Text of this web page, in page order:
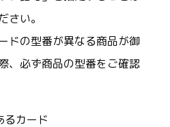
さい。
ドの型番が異なる商品が御
、必ず商品の型番をご確認
るカード